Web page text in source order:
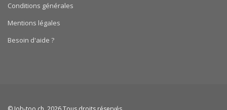
Conditions générales
Mentions légales
Besoin d'aide ?